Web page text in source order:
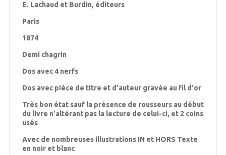
E. Lachaud et Burdin, éditeurs
Paris
1874
Demi chagrin
Dos avec 4 nerfs
Dos avec pièce de titre et d'auteur gravée au fil d'or
Très bon état sauf la présence de rousseurs au début
du livre n'altérant pas la lecture de celui-ci, et 2 coins
usés
Avec de nombreuses illustrations IN et HORS Texte
en noir et blanc